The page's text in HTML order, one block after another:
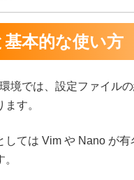
本的な使い方
境では、設定ファイル
す。
しては Vim や Nano が